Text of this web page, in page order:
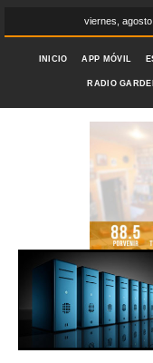
viernes,
INICIO APP MÓVIL
RADIO